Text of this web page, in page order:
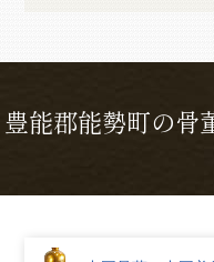
豊能郡能勢町の